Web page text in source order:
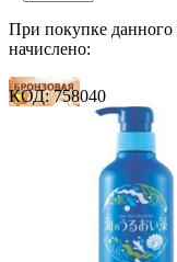
При покупке данного
начислено:
54 балла
81 балл
135 баллов
1 486.00 Р
за 1.00 мл
КОД: 758040